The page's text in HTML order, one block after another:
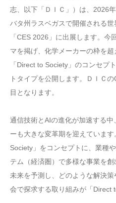
志、以下「ＤＩＣ」）は、2026
バタ州ラスベガスで開催される
「CES 2026」に出展します。
マを掲げ、化学メーカーの枠を
「Direct to Society」のコンセプ
トタイプを公開します。ＤＩＣ
目となります。
通信技術とAIの進化が加速する
ーも大きな変革期を迎えていま
Society」をコンセプトに、業種
テム（経済圏）で多様な事業を創
未来を予測し、どのような解決
会で探求する取り組みが「Direct